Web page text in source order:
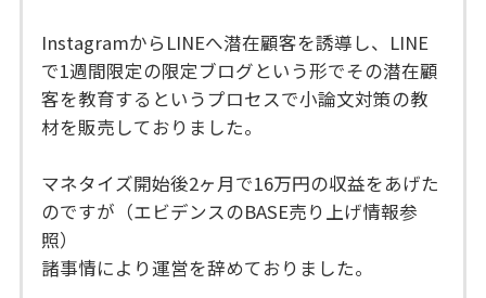
InstagramからLINEへ潜在顧客を誘導し、LINE
で1週間限定の限定ブログという形でその潜在顧
客を教育するというプロセスで小論文対策の教
材を販売しておりました。
マネタイズ開始後2ヶ月で16万円の収益をあげた
のですが（エビデンスのBASE売り上げ情報参
照）
諸事情により運営を辞めておりました。